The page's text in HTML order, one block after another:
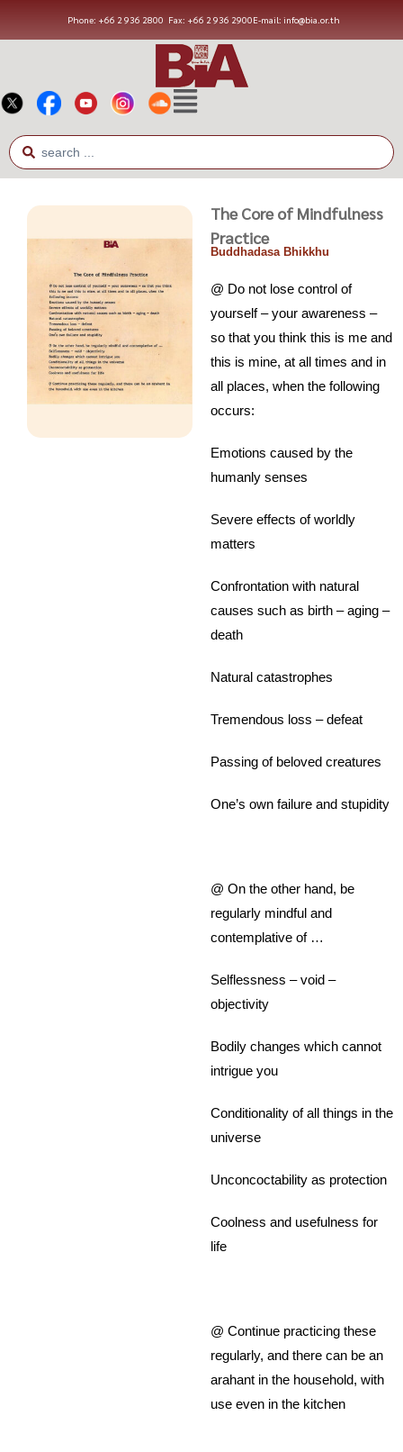
Phone: +66 2 936 2800 Fax: +66 2 936 2900E-mail: info@bia.or.th
The Core of Mindfulness
Practice
Buddhadasa Bhikkhu
@ Do not lose control of
yourself – your awareness –
so that you think this is me and
this is mine, at all times and in
all places, when the following
occurs:
Emotions caused by the
humanly senses
Severe effects of worldly
matters
Confrontation with natural
causes such as birth – aging –
death
Natural catastrophes
Tremendous loss – defeat
Passing of beloved creatures
One’s own failure and stupidity
@ On the other hand, be
regularly mindful and
contemplative of …
Selflessness – void –
objectivity
Bodily changes which cannot
intrigue you
Conditionality of all things in the
universe
Unconcoctability as protection
Coolness and usefulness for
life
@ Continue practicing these
regularly, and there can be an
arahant in the household, with
use even in the kitchen